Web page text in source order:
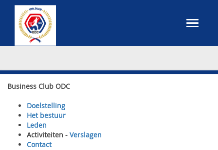
Business Club ODC
Doelstelling
Het bestuur
Leden
Activiteiten - Verslagen
Contact